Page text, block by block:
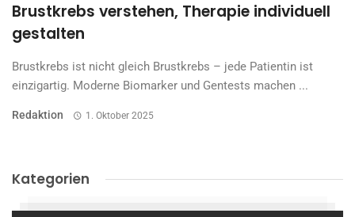
Brustkrebs verstehen, Therapie individuell
gestalten
Brustkrebs ist nicht gleich Brustkrebs – jede Patientin ist
einzigartig. Moderne Biomarker und Gentests machen ...
Redaktion 1. Oktober 2025
Kategorien